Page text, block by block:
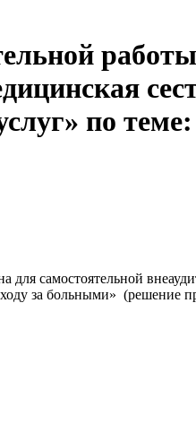
по
для самостоятельной
за больными» (решение